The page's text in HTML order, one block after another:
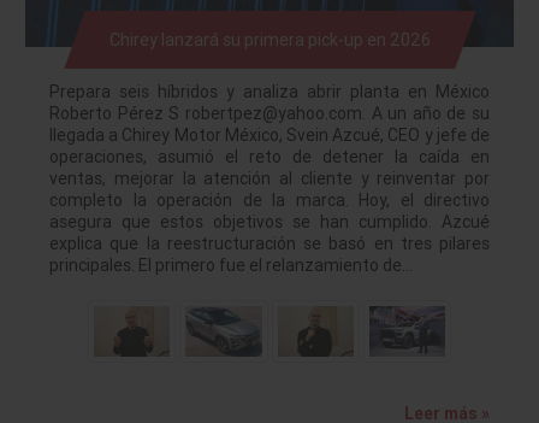
Chirey lanzará su primera pick-up en 2026
Prepara seis híbridos y analiza abrir planta en México
Roberto Pérez S robertpez@yahoo.com. A un año de su
llegada a Chirey Motor México, Svein Azcué, CEO y jefe de
operaciones, asumió el reto de detener la caída en
ventas, mejorar la atención al cliente y reinventar por
completo la operación de la marca. Hoy, el directivo
asegura que estos objetivos se han cumplido. Azcué
explica que la reestructuración se basó en tres pilares
principales. El primero fue el relanzamiento de…
Leer más »